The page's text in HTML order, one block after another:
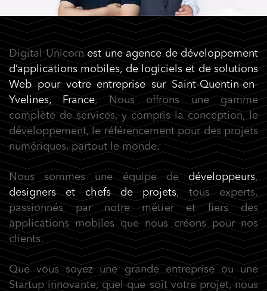
Digital Unicornest une agence de développement
d’applications mobiles, de logiciels et de solutions
Webpour votre entreprise sur Saint-Quentin-en-
Yvelines, France, Nous offrons une gamme
complète de services, y compris la conception, le
développement, le référencement pour des projets
numériques, partout le monde.
Nous sommes une équipe dedéveloppeurs,
designers et chefs de projets, tous experts,
passionnés par notre métier et fiers des
applications mobiles que nous créons pour nos
clients.
Que vous soyez une grande entreprise ou une
Startup innovante, quel que soit votre projet, nous